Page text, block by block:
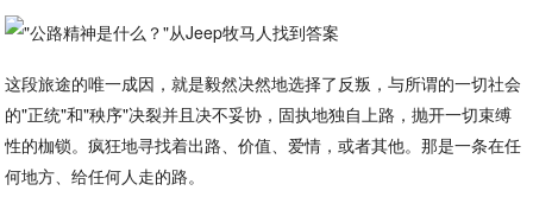
这段旅途的唯一成因，就是毅然决然地选择了反叛，与所谓的一切社会
的"正统"和"秧序"决裂并且决不妥协，固执地独自上路，抛开一切束缚
性的枷锁。疯狂地寻找着出路、价值、爱情，或者其他。那是一条在任
何地方、给任何人走的路。